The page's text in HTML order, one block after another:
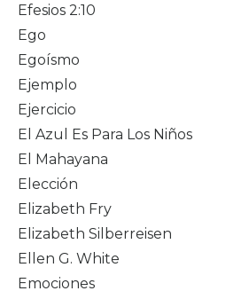
Efesios 2:10
Ego
Egoísmo
Ejemplo
Ejercicio
El Azul Es Para Los Niños
El Mahayana
Elección
Elizabeth Fry
Elizabeth Silberreisen
Ellen G. White
Emociones